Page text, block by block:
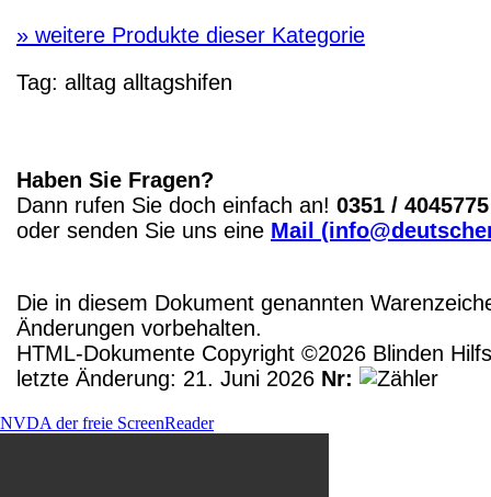
» weitere Produkte dieser Kategorie
Tag: alltag alltagshifen
Haben Sie Fragen?
Dann rufen Sie doch einfach an! 0351 / 4045775
oder senden Sie uns eine Mail
Die in diesem Dokument genannten
Änderungen vorbehalten.
HTML-Dokumente Copyright ©2026 Blinden
letzte Änderung: 21. Juni 2026 Nr:
NVDA der freie ScreenReader